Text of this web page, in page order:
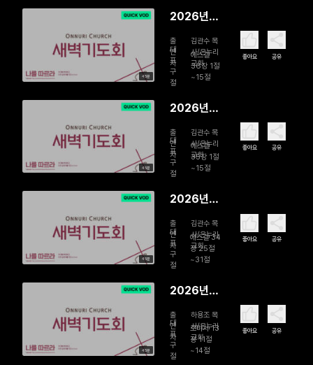
언약으로
45분
2026년
일 황폐한
삶에서 생
명을 누리
는 삶으로
출
연
자
김관수 목
사/온누리
교회
대
표
구
절
에스겔
36장 1절
~15절
좋아요 공유
45분
2026년
일 자신의
백성을 끝
까지 지키
시는 하나
출
연
자
김관수 목
사/온누리
교회
대
표
구
절
에스겔
35장 1절
~15절
좋아요 공유
45분
2026년
일 평화의
언약 속에
살아가는
그리스도인
출
연
자
김관수 목
사/온누리
교회
대
표
구
절
에스겔 34
장 25절
~31절
좋아요 공유
45분
2026년
故하용조
목사 15주
기 새벽기
출
연
자
하용조 목
사/온누리
교회
대
표
구
절
로마서 13
장 11절
~14절
좋아요 공유